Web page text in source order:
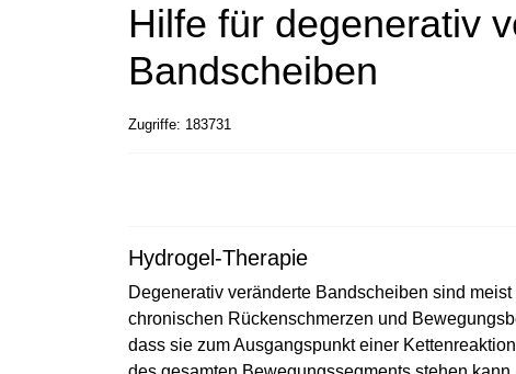
Hilfe für degenerativ
Bandscheiben
Zugriffe: 183731
Hydrogel-Therapie
Degenerativ veränderte Bandscheiben sind
chronischen Rückenschmerzen und
dass sie zum Ausgangspunkt einer